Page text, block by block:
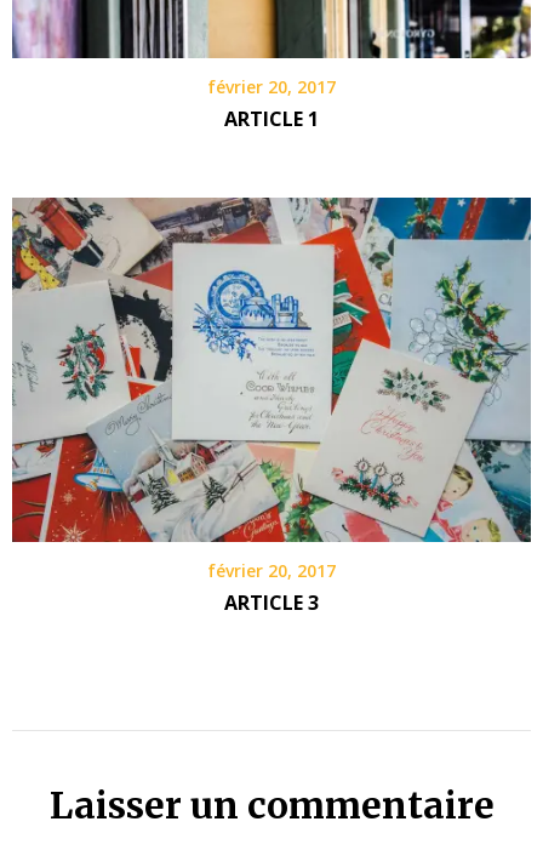
février 20, 2017
ARTICLE 1
février 20, 2017
ARTICLE 3
Laisser un commentaire